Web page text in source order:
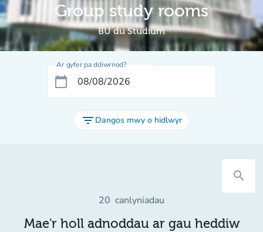
Group study rooms
BU du Studium
Ar gyfer pa ddiwrnod?
calendar_today
filter_list Dangos mwy o hidlwyr
search
20 canlyniadau
Mae'r holl adnoddau ar gau heddiw